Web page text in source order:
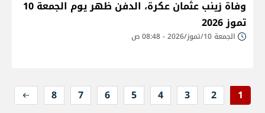
وفاة زينب عثمان عكرة، الدفن ظهر يوم الجمعة 10
تموز 2026
الجمعة 10/تموز/2026 - 08:48 ص
1
2
3
4
5
6
7
8